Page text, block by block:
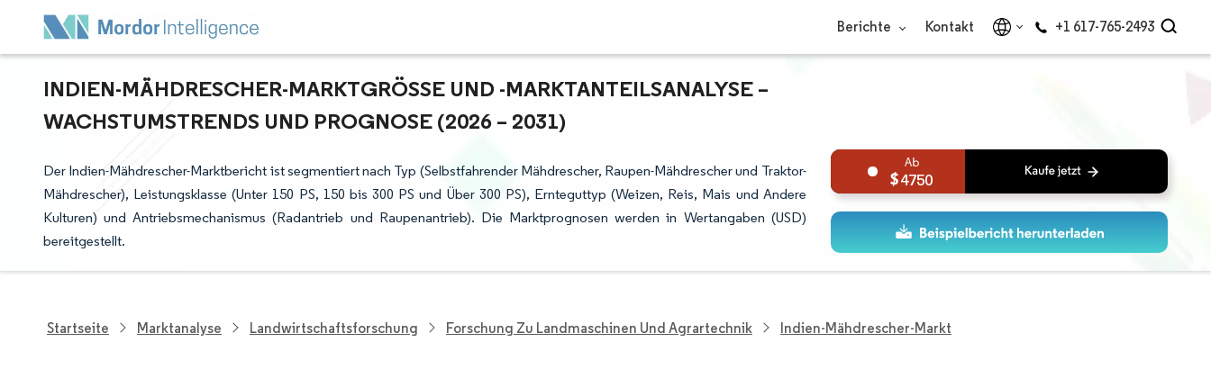
Berichte Kontakt +1 617-765-2493
INDIEN-MÄHDRESCHER-MARKTGRÖSSE UND -MARKTANTEILSANALYSE – W
ACHSTUMSTRENDS UND PROGNOSE (2026 – 2031)
Der Indien-Mähdrescher-Marktbericht ist segmentiert nach Typ (Selbstfahrender Mähdrescher, Raupen-Mähdrescher und Traktor-
Mähdrescher), Leistungsklasse (Unter 150 PS, 150 bis 300 PS und Über 300 PS), Ernteguttyp (Weizen, Reis, Mais und Andere
Kulturen) und Antriebsmechanismus (Radantrieb und Raupenantrieb). Die Marktprognosen werden in Wertangaben (USD)
bereitgestellt.
4750
Startseite Marktanalyse Landwirtschaftsforschung Forschung Zu Landmaschinen Und Agrartechnik Indien-Mähdrescher-Markt